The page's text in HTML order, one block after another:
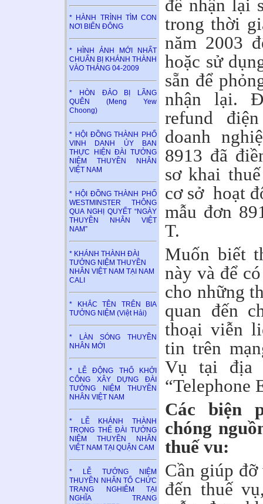
* HÀNH TRÌNH TÌM CON
NƠI BIỂN ĐÔNG
* HÌNH ẢNH MỚI NHẤT
CHUẨN BỊ KHÁNH THÀNH
VÀO THÁNG 04-2009
* HÒN ĐẢO BỊ LÃNG
QUÊN (Meng Yew
Choong)
* HỘI ĐỒNG THÀNH PHỐ
VINH DANH ỦY BAN
THỰC HIỆN ĐÀI TƯỞNG
NIỆM THUYỀN NHÂN
VIỆT NAM
* HỘI ĐỒNG THÀNH PHỐ
WESTMINSTER THÔNG
QUA NGHỊ QUYẾT “NGÀY
THUYỀN NHÂN VIỆT
NAM”
* KHÁNH THÀNH ĐÀI
TƯỞNG NIỆM THUYỀN
NHÂN VIỆT NAM TẠI NAM
CALI
* KHẮC TÊN TRÊN BIA
TƯỞNG NIỆM (Việt Hải)
* LÀN SÓNG THUYỀN
NHÂN MỚI
* LỄ ĐỘNG THỔ KHỞI
CÔNG XÂY DỰNG ĐÀI
TƯỞNG NIỆM THUYỀN
NHÂN VIỆT NAM
* LỄ KHÁNH THÀNH
TRỌNG THỂ ĐÀI TƯỞNG
NIỆM THUYỀN NHÂN
VIỆT NAM TẠI QUẬN CAM
* LỄ TƯỞNG NIỆM
THUYỀN NHÂN TỔ CHỨC
TRANG NGHIÊM TẠI
NGHĨA TRANG
để nhận lại
trong thời
năm 2003
hoặc sử
sẵn để
nhận lại.
refund
doanh
8913 đã
sơ khai
cơ sở hoạt
mẫu đơn
T.
Muốn biết
này và để
cho những
quan đến
thoại viễn
tin trên
Vụ tại
“Telephone
Các biện
chóng
thuế vu:
Cần giúp đỡ
đến thuế